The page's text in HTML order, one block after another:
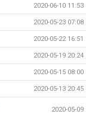
2020-06-10 11:53
2020-05-23 07:08
2020-05-22 16:51
2020-05-19 20:24
2020-05-15 08:00
2020-05-13 20:45
2020-05-09